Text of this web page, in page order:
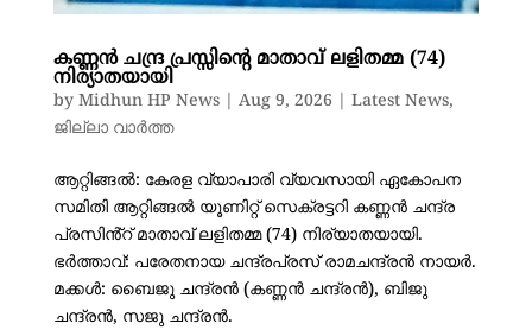
കണ്ണൻ ചന്ദ്ര പ്രസ്സിൻ്റെ മാതാവ് ലളിതമ്മ (74)
നിര്യാതയായി
by Midhun HP News| Aug 9, 2026 Latest News,
ജില്ലാ വാർത്ത
ആറ്റിങ്ങൽ: കേരള വ്യാപാരി വ്യവസായി ഏകോപന
സമിതി ആറ്റിങ്ങൽ യൂണിറ്റ് സെക്രട്ടറി കണ്ണൻ ചന്ദ്ര
പ്രസിൻ്റ് മാതാവ് ലളിതമ്മ (74) നിര്യാതയായി.
ഭർത്താവ്: പരേതനായ ചന്ദ്രപ്രസ് രാമചന്ദ്രൻ നായർ.
മക്കൾ: ബൈജു ചന്ദ്രൻ (കണ്ണൻ ചന്ദ്രൻ), ബിജു
ചന്ദ്രൻ, സജു ചന്ദ്രൻ.